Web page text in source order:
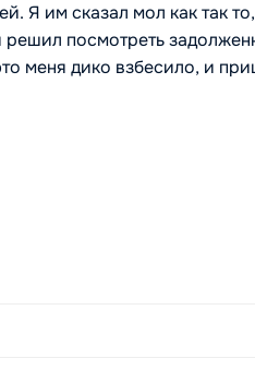
Я им сказал мол как так
посмотреть
меня дико взбесило, и